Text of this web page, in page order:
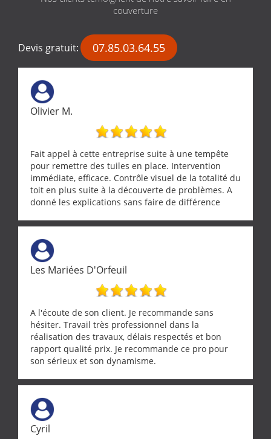
couverture
Devis gratuit: 07.85.03.64.55
Olivier M.
Fait appel à cette entreprise suite à une tempête
pour remettre des tuiles en place. Intervention
immédiate, efficace. Contrôle visuel de la totalité du
toit en plus suite à la découverte de problèmes. A
donné les explications sans faire de différence
Les Mariées D'Orfeuil
A l'écoute de son client. Je recommande sans
hésiter. Travail très professionnel dans la
réalisation des travaux, délais respectés et bon
rapport qualité prix. Je recommande ce pro pour
son sérieux et son dynamisme.
Cyril